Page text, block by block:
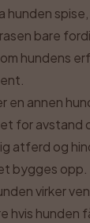
hunden
bare
hundens
en annen
for avstand
atferd og
bygges opp.
virker
hvis hunden